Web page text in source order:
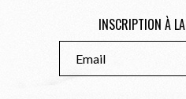
INSCRIPTION À